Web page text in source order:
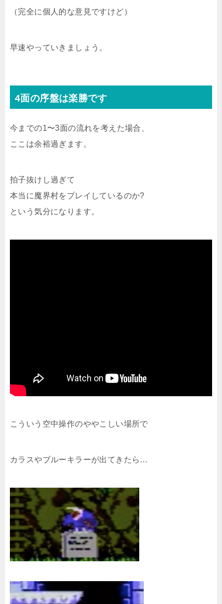
（完全に個人的な意見ですけど）
早速やっていきましょう。
4面の序盤は楽勝です
今までの1〜3面の流れを考えた場合、
ここは余裕過ぎます。
拍子抜けし過ぎて
本当に魔界村をプレイしているのか?
という気分になります。
こういう空中操作のややこしい場所で
カラスやブルーキラーが出てきたら…